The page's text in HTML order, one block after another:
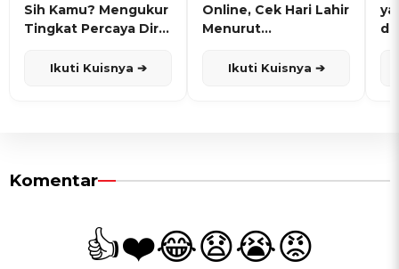
Sih Kamu? Mengukur
Tingkat Percaya Diri
Ikuti Kuisnya ➔
Online, Cek Hari Lahir
Menurut
Ikuti Kuisnya ➔
Komentar
👍❤️😂😧😭😡